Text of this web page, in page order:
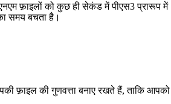
फ़ाइलों को कुछ ही सेकंड में पीएस3 प्रारूप में
समय बचता है।
फ़ाइल की गुणवत्ता बनाए रखते हैं, ताकि आपको